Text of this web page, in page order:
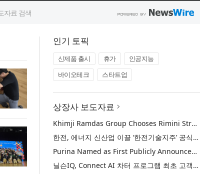
인기 토픽
신제품 출시 휴가
인공지능
바이오테크
스타트업
상장사 보도자료
Khimji Ramdas Group Chooses Rimini Street to Reduce SAP Support Costs, Protect 700+ Customizations and Reinvest Savings in Innovation
한전, 에너지 신산업 이끌 ‘한전기술지주’ 공식 출범
Purina Named as First Publicly Announced NIQ ConnectAI Charter Client
닐슨IQ, Connect AI 차터 프로그램 최초 고객사 ‘퓨리나’ 선정